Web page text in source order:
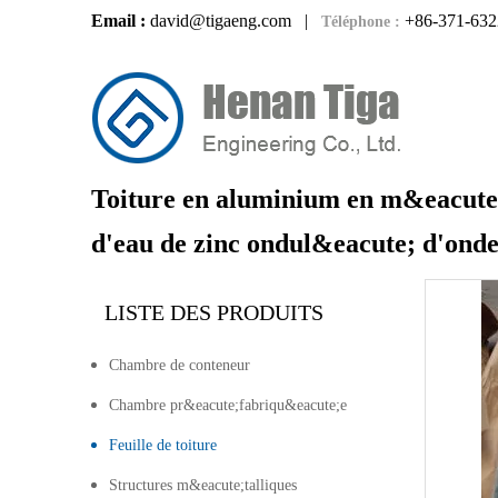
Email : david@tigaeng.com | Téléphone : +86-371-
Toiture en aluminium en
d'eau de zinc ondul&eacute; d'onde
LISTE DES PRODUITS
Chambre de conteneur
Chambre pr&eacute;fabriqu&eacute;e
Feuille de toiture
Structures m&eacute;talliques